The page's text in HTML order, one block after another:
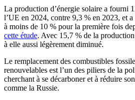
La production d’énergie solaire a fourni
l’UE en 2024, contre 9,3 % en 2023, et
à moins de 10 % pour la première fois
cette étude. Avec 15,7 % de la
à elle aussi légèrement diminué.
Le remplacement des combustibles
renouvelables est l’un des piliers de la
cherchant à se décarboner et à réduire
comme la Russie.